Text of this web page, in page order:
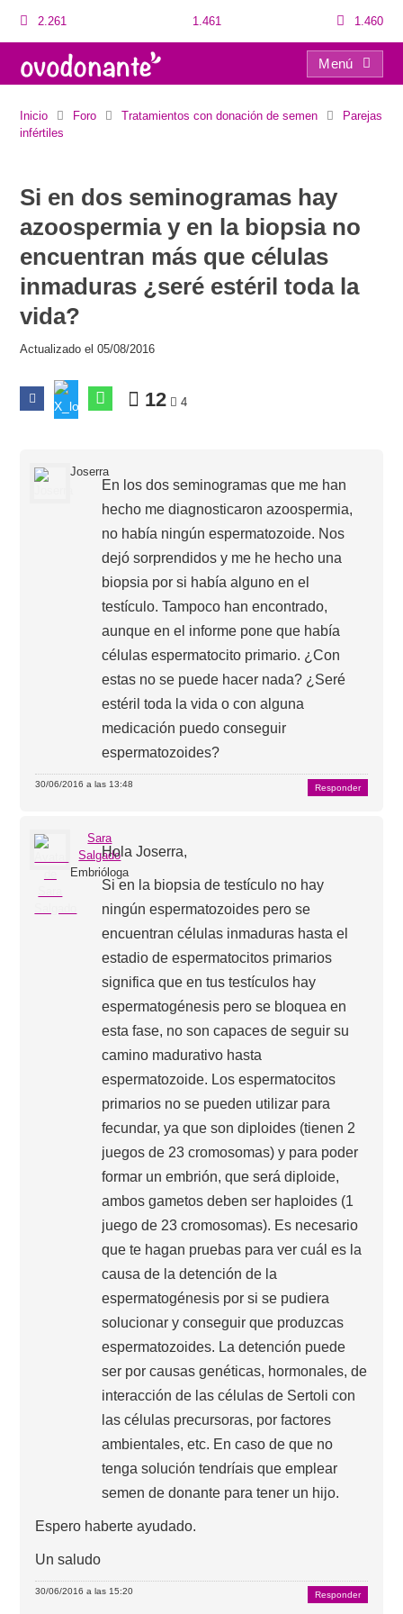
2.261 1.461 1.460
Menú
Inicio Foro Tratamientos con donación de semen
Parejas
infértiles
Si en dos seminogramas hay
azoospermia y en la biopsia no
encuentran más que células
inmaduras ¿seré estéril toda la
vida?
Actualizado el 05/08/2016
12 4
Joserra
En los dos seminogramas que me han
hecho me diagnosticaron azoospermia,
no había ningún espermatozoide. Nos
dejó sorprendidos y me he hecho una
biopsia por si había alguno en el
testículo. Tampoco han encontrado,
aunque en el informe pone que había
células espermatocito primario. ¿Con
estas no se puede hacer nada? ¿Seré
estéril toda la vida o con alguna
medicación puedo conseguir
espermatozoides?
30/06/2016 a las 13:48 Responder
Sara
Salgado
Embrióloga
Hola Joserra,
Si en la biopsia de testículo no hay
ningún espermatozoides pero se
encuentran células inmaduras hasta el
estadio de espermatocitos primarios
significa que en tus testículos hay
espermatogénesis pero se bloquea en
esta fase, no son capaces de seguir su
camino madurativo hasta
espermatozoide. Los espermatocitos
primarios no se pueden utilizar para
fecundar, ya que son diploides (tienen 2
juegos de 23 cromosomas) y para poder
formar un embrión, que será diploide,
ambos gametos deben ser haploides (1
juego de 23 cromosomas). Es necesario
que te hagan pruebas para ver cuál es la
causa de la detención de la
espermatogénesis por si se pudiera
solucionar y conseguir que produzcas
espermatozoides. La detención puede
ser por causas genéticas, hormonales, de
interacción de las células de Sertoli con
las células precursoras, por factores
ambientales, etc. En caso de que no
tenga solución tendríais que emplear
semen de donante para tener un hijo.
Espero haberte ayudado.
Un saludo
30/06/2016 a las 15:20 Responder